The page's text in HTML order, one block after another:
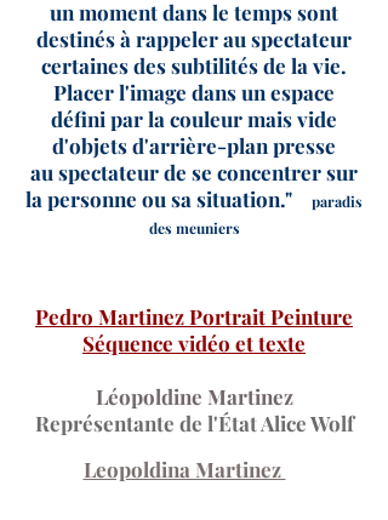
un moment dans le temps sont
destinés à rappeler au spectateur
certaines des subtilités de la vie.
Placer l'image dans un espace
défini par la couleur mais vide
d'objets d'arrière-plan presse
au spectateur de se concentrer sur
la personne ou sa situation."
paradis
des meuniers
Pedro Martinez Portrait Peinture
Séquence vidéo et texte
Léopoldine Martinez
Représentante de l'État Alice Wolf
Leopoldina Martinez